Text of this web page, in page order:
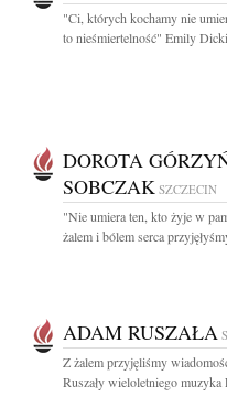
"Ci, których kochamy nie
to nieśmiertelność" Emily
DOROTA
SOBCZAK SZCZECIN
"Nie umiera ten, kto żyje w
żalem i bólem serca
ADAM RUSZAŁA
Z żalem przyjęliśmy
Ruszały wieloletniego